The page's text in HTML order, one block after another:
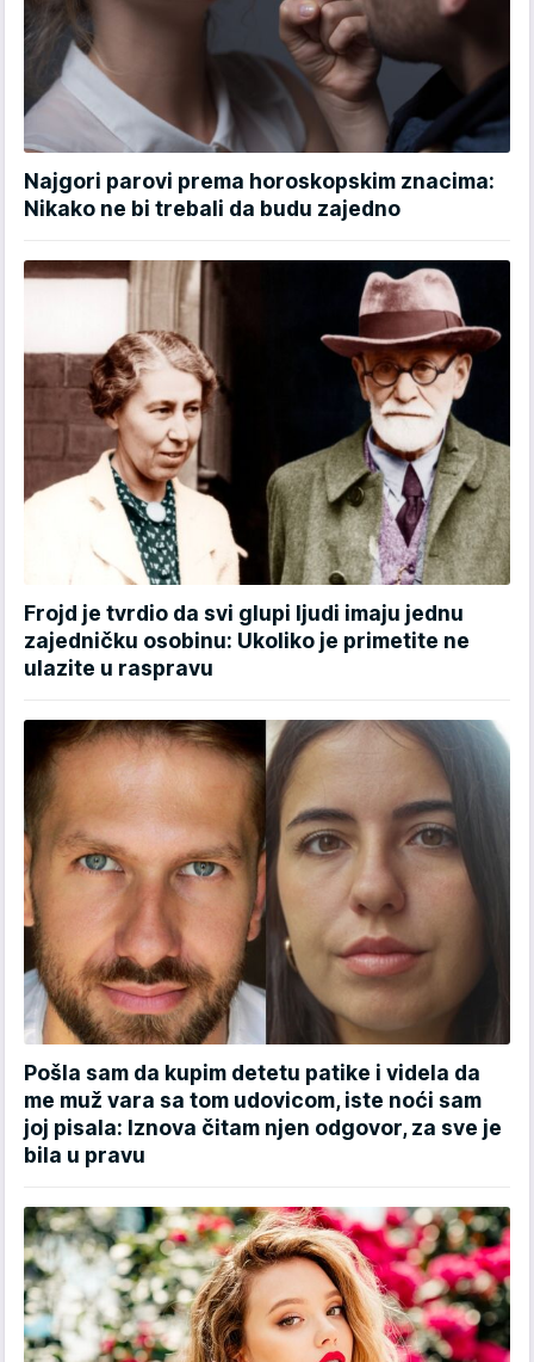
Najgori parovi prema horoskopskim znacima:
Nikako ne bi trebali da budu zajedno
Frojd je tvrdio da svi glupi ljudi imaju jednu
zajedničku osobinu: Ukoliko je primetite ne
ulazite u raspravu
Pošla sam da kupim detetu patike i videla da
me muž vara sa tom udovicom, iste noći sam
joj pisala: Iznova čitam njen odgovor, za sve je
bila u pravu